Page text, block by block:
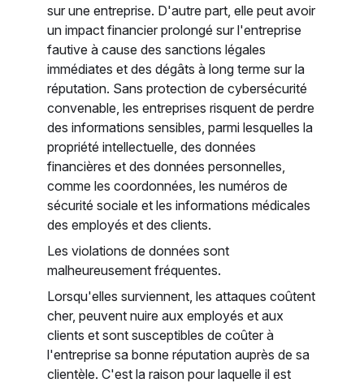
sur une entreprise. D'autre part, elle peut avoir
un impact financier prolongé sur l'entreprise
fautive à cause des sanctions légales
immédiates et des dégâts à long terme sur la
réputation. Sans protection de cybersécurité
convenable, les entreprises risquent de perdre
des informations sensibles, parmi lesquelles la
propriété intellectuelle, des données
financières et des données personnelles,
comme les coordonnées, les numéros de
sécurité sociale et les informations médicales
des employés et des clients.
Les violations de données sont
malheureusement fréquentes.
Lorsqu'elles surviennent, les attaques coûtent
cher, peuvent nuire aux employés et aux
clients et sont susceptibles de coûter à
l'entreprise sa bonne réputation auprès de sa
clientèle. C'est la raison pour laquelle il est